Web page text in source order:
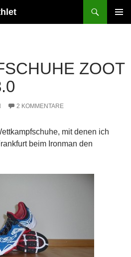
ZOOT
2 KOMMENTARE
mit denen ich
beim Ironman den